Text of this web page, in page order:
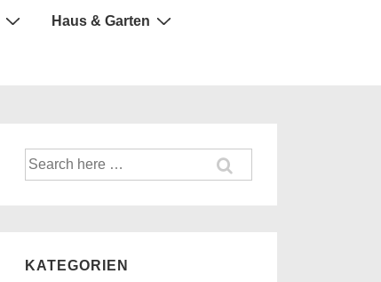
Haus & Garten
Suche
nach:
KATEGORIEN